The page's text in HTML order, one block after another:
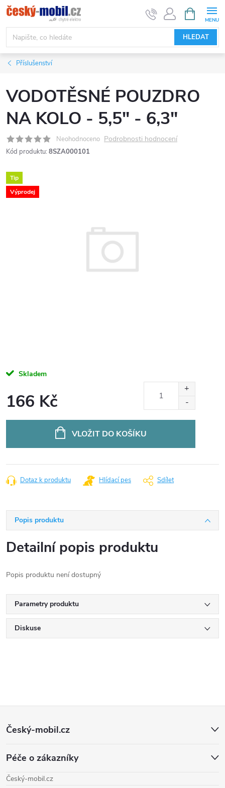
Přejít
na
obsah
HLEDAT
NÁKUPNÍ
KOŠÍK
Příslušenství
VODOTĚSNÉ POUZDRO
NA KOLO - 5,5" - 6,3"
Neohodnoceno Podrobnosti hodnocení
Kód produktu: 8SZA000101
Tip
Výprodej
Skladem
166 Kč
VLOŽIT DO KOŠÍKU
Dotaz k produktu Hlídací pes Sdílet
Popis produktu
Detailní popis produktu
Popis produktu není dostupný
Parametry produktu
Diskuse
Z
p
Český-mobil.cz
Péče o zákazníky
Český-mobil.cz